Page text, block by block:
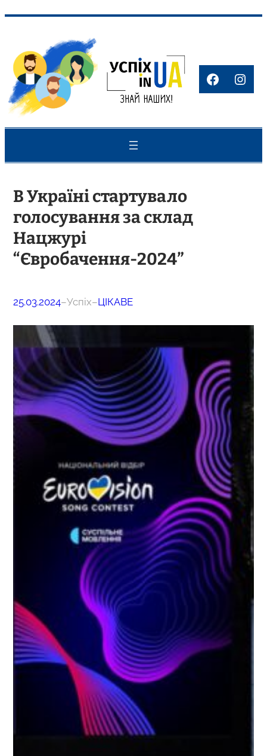
вмісту
В Україні стартувало
голосування за склад
Нацжурі
“Євробачення-2024”
25.03.2024–Успіх–ЦІКАВЕ